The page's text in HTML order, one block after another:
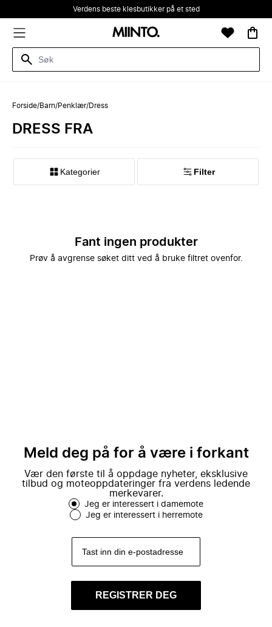
Verdens beste klesbutikker på et sted
Forside/Barn/Penklær/Dress
DRESS FRA
Kategorier Filter
Fant ingen produkter
Prøv å avgrense søket ditt ved å bruke filtret ovenfor.
Meld deg på for å være i forkant
Vær den første til å oppdage nyheter, eksklusive
tilbud og moteoppdateringer fra verdens ledende
merkevarer.
Jeg er interessert i damemote
Jeg er interessert i herremote
REGISTRER DEG